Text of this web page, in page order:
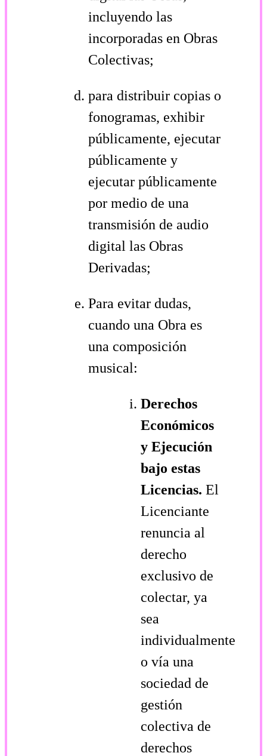
incluyendo las
incorporadas en Obras
Colectivas;
para distribuir copias o
fonogramas, exhibir
públicamente, ejecutar
públicamente y
ejecutar públicamente
por medio de una
transmisión de audio
digital las Obras
Derivadas;
Para evitar dudas,
cuando una Obra es
una composición
musical:
Derechos
Económicos
y Ejecución
bajo estas
Licencias. El
Licenciante
renuncia al
derecho
exclusivo de
colectar, ya
sea
individualmente
o vía una
sociedad de
gestión
colectiva de
derechos